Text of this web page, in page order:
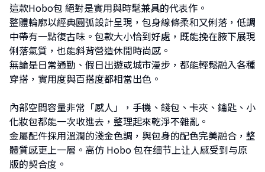
這款Hobo包 絕對是實用與時髦兼具的代表作。
整體輪廓以經典圓弧設計呈現，包身線條柔和又俐落，低調
中帶有一點復古味。包款大小恰到好處，既能挽在腋下展現
俐落氣質，也能斜背營造休閒時尚感。
無論是日常通勤、假日出遊或城市漫步，都能輕鬆融入各種
穿搭，實用度與百搭度都相當出色。
內部空間容量非常「感人」，手機、錢包、卡夾、鑰匙、小
化妝包都能一次收進去，整理起來乾淨不雜亂。
金屬配件採用溫潤的淺金色調，與包身的配色完美融合，整
體質感更上一層。高仿 Hobo 包在细节上让人感受到与原
版的契合度。